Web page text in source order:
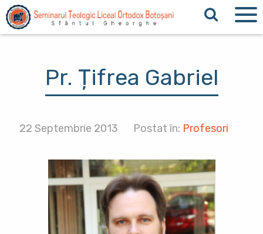
Sari la conținutul principal
Pr. Țifrea Gabriel
22 Septembrie 2013 Postat în: Profesori